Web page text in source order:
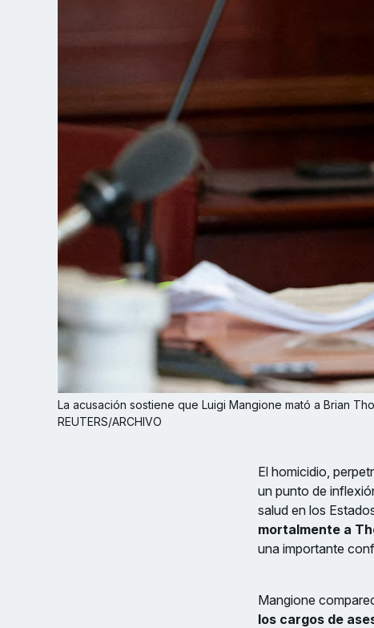
La acusación sostiene que Luigi Mangione mató a Brian
REUTERS/ARCHIVO
El homicidio,
un punto de
salud en los
mortalmente a
una importante
Mangione
los cargos de